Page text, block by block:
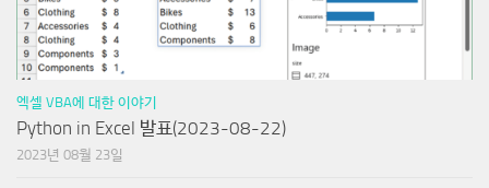
엑셀 VBA에 대한 이야기
Python in Excel 발표(2023-08-22)
2023년 08월 23일